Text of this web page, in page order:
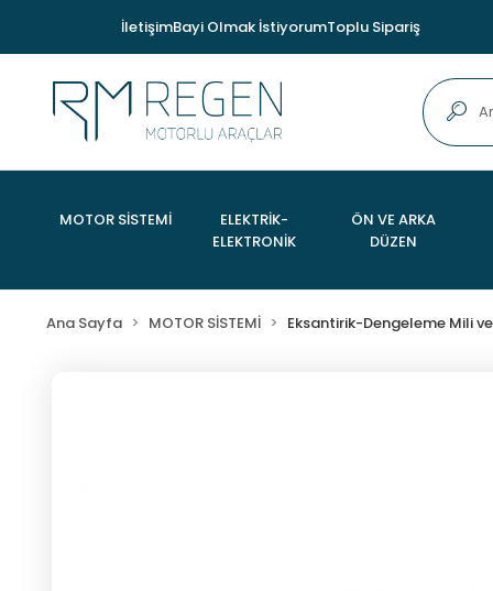
İletişimBayi Olmak İstiyorumToplu Sipariş
MOTOR SİSTEMİ
ELEKTRİK-
ELEKTRONİK
ÖN VE ARKA
DÜZEN
Ana Sayfa MOTOR SİSTEMİ Eksantirik-Dengeleme Mili